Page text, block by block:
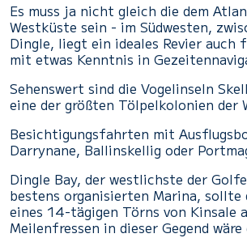
Es muss ja nicht gleich die dem
Westküste sein - im Südwesten,
Dingle, liegt ein ideales Revier auch
mit etwas Kenntnis in
Sehenswert sind die Vogelinseln
eine der größten Tölpelkolonien der
Besichtigungsfahrten mit
Darrynane, Ballinskellig oder
Dingle Bay, der westlichste der
bestens organisierten Marina, sollte
eines 14-tägigen Törns von Kinsale
Meilenfressen in dieser Gegend wäre